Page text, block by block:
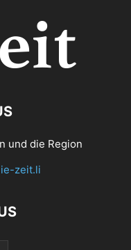
und die Region
zeit.li